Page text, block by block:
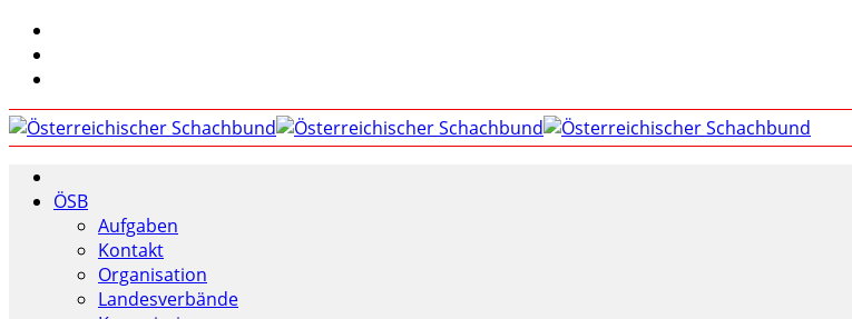
ÖSB
Aufgaben
Kontakt
Organisation
Landesverbände